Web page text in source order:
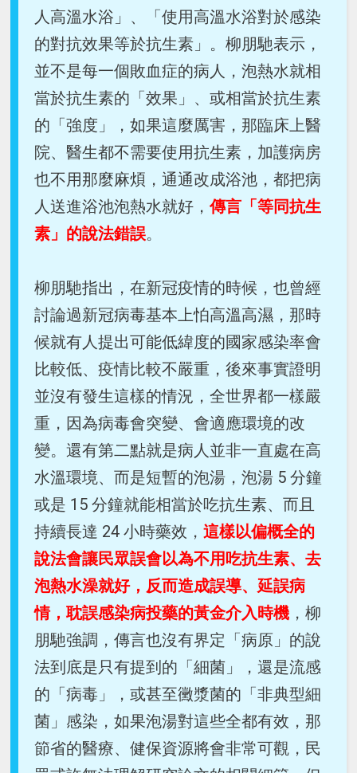
人高溫水浴」、「使用高溫水浴對於感染
的對抗效果等於抗生素」。柳朋馳表示，
並不是每一個敗血症的病人，泡熱水就相
當於抗生素的「效果」、或相當於抗生素
的「強度」，如果這麼厲害，那臨床上醫
院、醫生都不需要使用抗生素，加護病房
也不用那麼麻煩，通通改成浴池，都把病
人送進浴池泡熱水就好，傳言「等同抗生
素」的說法錯誤。
柳朋馳指出，在新冠疫情的時候，也曾經
討論過新冠病毒基本上怕高溫高濕，那時
候就有人提出可能低緯度的國家感染率會
比較低、疫情比較不嚴重，後來事實證明
並沒有發生這樣的情況，全世界都一樣嚴
重，因為病毒會突變、會適應環境的改
變。還有第二點就是病人並非一直處在高
水溫環境、而是短暫的泡湯，泡湯 5 分鐘
或是 15 分鐘就能相當於吃抗生素、而且
持續長達 24 小時藥效，這樣以偏概全的
說法會讓民眾誤會以為不用吃抗生素、去
泡熱水澡就好，反而造成誤導、延誤病
情，耽誤感染病投藥的黃金介入時機 ，柳
朋馳強調，傳言也沒有界定「病原」的說
法到底是只有提到的「細菌」，還是流感
的「病毒」，或甚至黴漿菌的「非典型細
菌」感染，如果泡湯對這些全都有效，那
節省的醫療、健保資源將會非常可觀，民